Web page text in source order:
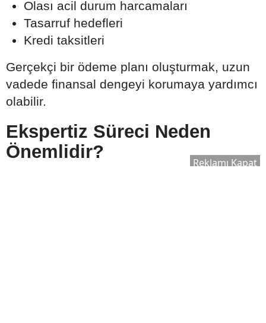
Olası acil durum harcamaları
Tasarruf hedefleri
Kredi taksitleri
Gerçekçi bir ödeme planı oluşturmak, uzun
vadede finansal dengeyi korumaya yardımcı
olabilir.
Ekspertiz Süreci Neden
Önemlidir?
Reklamı Kapat